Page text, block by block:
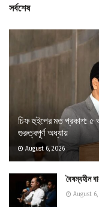
সর্বশেষ
চিফ হুইপের মত প্রকাশ: ৫
গুরুত্বপূর্ণ অধ্যায়
August 6, 2026
বৈষম্যহীন
August